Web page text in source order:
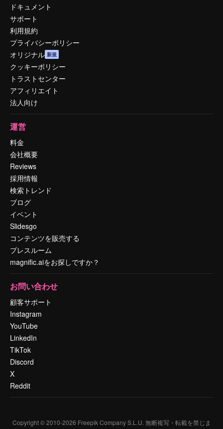
ドキュメント
サポート
利用規約
プライバシーポリシー
オリジナル 新規
クッキーポリシー
トラストセンター
アフィリエイト
法人向け
運営
料金
会社概要
Reviews
採用情報
検索トレンド
ブログ
イベント
Slidesgo
コンテンツを販売する
プレスルーム
magnific.aiをお探しですか？
お問い合わせ
顧客サポート
Instagram
YouTube
LinkedIn
TikTok
Discord
X
Reddit
Copyright © 2010-2026 Freepik Company S.L.U. 無断複写・転載を禁じま